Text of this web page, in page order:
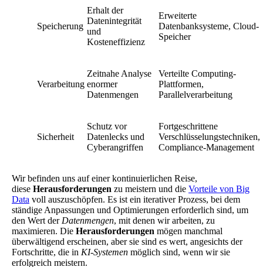
Speicherung
Erhalt der
Datenintegrität
und
Kosteneffizienz
Erweiterte
Datenbanksysteme, Cloud-
Speicher
Verarbeitung
Zeitnahe Analyse
enormer
Datenmengen
Verteilte Computing-
Plattformen,
Parallelverarbeitung
Sicherheit
Schutz vor
Datenlecks und
Cyberangriffen
Fortgeschrittene
Verschlüsselungstechniken,
Compliance-Management
Wir befinden uns auf einer kontinuierlichen Reise,
diese Herausforderungen zu meistern und die Vorteile von Big
Data voll auszuschöpfen. Es ist ein iterativer Prozess, bei dem
ständige Anpassungen und Optimierungen erforderlich sind, um
den Wert derDatenmengen, mit denen wir arbeiten, zu
maximieren. Die Herausforderungen mögen manchmal
überwältigend erscheinen, aber sie sind es wert, angesichts der
Fortschritte, die in KI-Systemen möglich sind, wenn wir sie
erfolgreich meistern.